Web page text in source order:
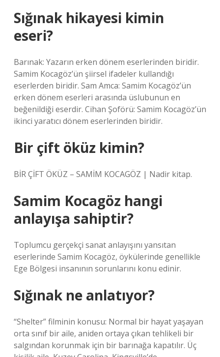
Sığınak hikayesi kimin
eseri?
Barınak: Yazarın erken dönem eserlerinden biridir.
Samim Kocagöz’ün şiirsel ifadeler kullandığı
eserlerden biridir. Sam Amca: Samim Kocagöz’ün
erken dönem eserleri arasında üslubunun en
beğenildiği eserdir. Cihan Şoförü: Samim Kocagöz’ün
ikinci yaratıcı dönem eserlerinden biridir.
Bir çift öküz kimin?
BİR ÇİFT ÖKÜZ – SAMİM KOCAGÖZ | Nadir kitap.
Samim Kocagöz hangi
anlayışa sahiptir?
Toplumcu gerçekçi sanat anlayışını yansıtan
eserlerinde Samim Kocagöz, öykülerinde genellikle
Ege Bölgesi insanının sorunlarını konu edinir.
Sığınak ne anlatıyor?
“Shelter” filminin konusu: Normal bir hayat yaşayan
orta sınıf bir aile, aniden ortaya çıkan tehlikeli bir
salgından korunmak için bir barınağa kapatılır. Üç